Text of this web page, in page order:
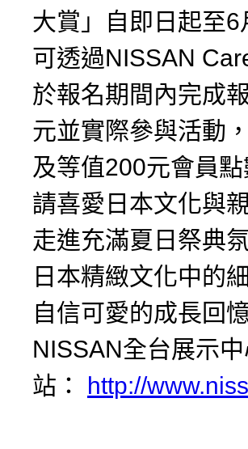
大賞」自即日起至
可透過NISSAN
於報名期間內完成
元並實際參與活動
及等值200元會員
請喜愛日本文化與
走進充滿夏日祭典
日本精緻文化中的
自信可愛的成長回
NISSAN全台展示
站：
http://